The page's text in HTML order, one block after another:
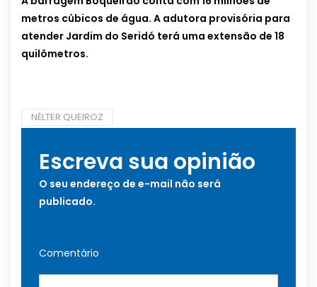
metros cúbicos de água. A adutora provisória para
atender Jardim do Seridó terá uma extensão de 18
quilômetros.
NÉLTER QUEIROZ
Escreva sua opinião
O seu endereço de e-mail não será
publicado.
Comentário